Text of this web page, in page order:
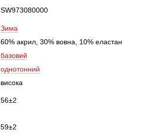
SW973080000
Зима
60% акрил, 30% вовна, 10% еластан
базовий
однотонний
висока
56±2
59±2